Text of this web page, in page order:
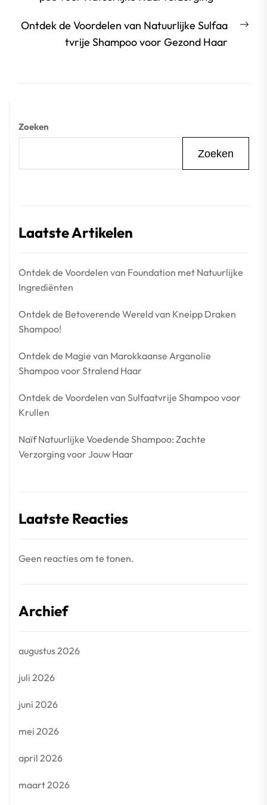
Ontdek de Voordelen van Natuurlijke Sulfaa
tvrije Shampoo voor Gezond Haar
Zoeken
Zoeken
Laatste Artikelen
Ontdek de Voordelen van Foundation met Natuurlijke
Ingrediënten
Ontdek de Betoverende Wereld van Kneipp Draken
Shampoo!
Ontdek de Magie van Marokkaanse Arganolie
Shampoo voor Stralend Haar
Ontdek de Voordelen van Sulfaatvrije Shampoo voor
Krullen
Naïf Natuurlijke Voedende Shampoo: Zachte
Verzorging voor Jouw Haar
Laatste Reacties
Geen reacties om te tonen.
Archief
augustus 2026
juli 2026
juni 2026
mei 2026
april 2026
maart 2026